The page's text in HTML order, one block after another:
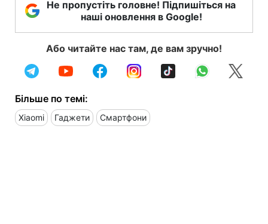
Не пропустіть головне! Підпишіться на
наші оновлення в Google!
Або читайте нас там, де вам зручно!
Більше по темі:
Xiaomi Гаджети Смартфони